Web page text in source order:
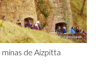
de Aizpitta